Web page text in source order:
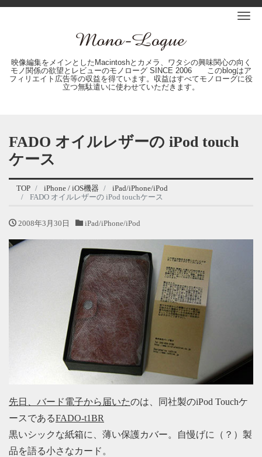
映像編集をメインとしたMacintoshとカメラ、ワタシの興味関心の向く
モノ関係の欲望とレビューのモノローグ SINCE 2006 このblogはア
フィリエイト広告等の収益を得ています。収益はすべてモノローグに役
立つ無駄遣いに使わせていただきます。
FADO オイルレザーの iPod touch
ケース
TOP iPhone / iOS機器
iPad/iPhone/iPod
FADO オイルレザーの iPod touchケース
2008年3月30日 iPad/iPhone/iPod
先日、バード電子から届いたのは、同社製のiPod Touchケ
ースであるFADO-t1BR
黒いシックな紙箱に、薄い保護カバー。自慢げに（？）製
品を語る小さなカード。